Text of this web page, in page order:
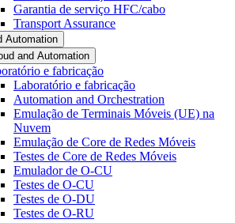
Garantia de serviço HFC/cabo
Transport Assurance
Automation
and Automation
e fabricação
Laboratório e fabricação
Automation and Orchestration
Emulação de Terminais Móveis (UE) na
Nuvem
Emulação de Core de Redes Móveis
Testes de Core de Redes Móveis
Emulador de O-CU
Testes de O-CU
Testes de O-DU
Testes de O-RU